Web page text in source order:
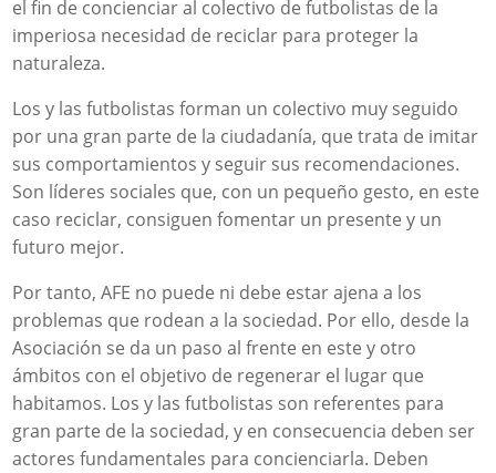
el fin de concienciar al colectivo de futbolistas de la
imperiosa necesidad de reciclar para proteger la
naturaleza.
Los y las futbolistas forman un colectivo muy seguido
por una gran parte de la ciudadanía, que trata de imitar
sus comportamientos y seguir sus recomendaciones.
Son líderes sociales que, con un pequeño gesto, en este
caso reciclar, consiguen fomentar un presente y un
futuro mejor.
Por tanto, AFE no puede ni debe estar ajena a los
problemas que rodean a la sociedad. Por ello, desde la
Asociación se da un paso al frente en este y otro
ámbitos con el objetivo de regenerar el lugar que
habitamos. Los y las futbolistas son referentes para
gran parte de la sociedad, y en consecuencia deben ser
actores fundamentales para concienciarla. Deben